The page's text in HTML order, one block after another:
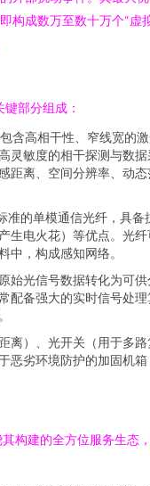
构成数万至数十万个“虚
部分组成：
含高相干性、窄线宽的
灵敏度的相干探测与数据
距离、空间分辨率、动态
准的单模通信光纤，具备
生电火花）等优点。光纤
中，构成感知网络。
始光信号数据转化为可
配备强大的实时信号处理
离）、光开关（用于多路
恶劣环境防护的加固机箱
构建的全方位服务生态